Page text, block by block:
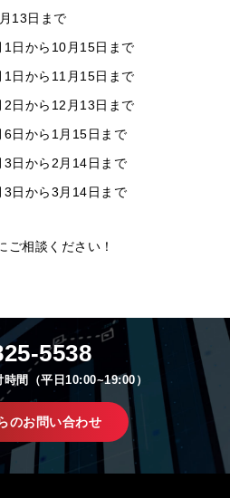
13日まで
日から10月15日まで
日から11月15日まで
日から12月13日まで
日から1月15日まで
日から2月14日まで
日から3月14日まで
ご相談ください！
5538
間（平日10:00~19:00）
のお問い合わせ